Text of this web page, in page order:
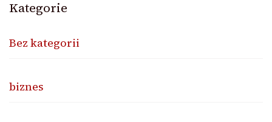
Kategorie
Bez kategorii
biznes